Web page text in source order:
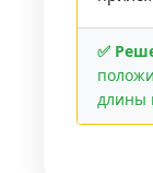
✅
длины